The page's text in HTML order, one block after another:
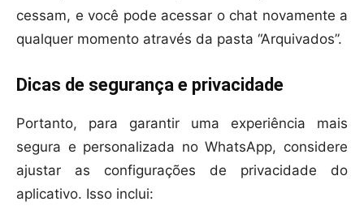
cessam, e você pode acessar o chat novamente a
qualquer momento através da pasta “Arquivados”.
Dicas de segurança e privacidade
Portanto, para garantir uma experiência mais
segura e personalizada no WhatsApp, considere
ajustar as configurações de privacidade do
aplicativo. Isso inclui: